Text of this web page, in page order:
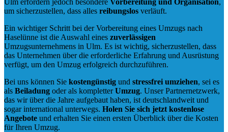
um sicherzustellen, dass alles reibungslos verläuft.
Ein wichtiger Schritt bei der Vorbereitung eines Umzugs nach
Haselünne ist die Auswahl eines zuverlässigen
Umzugsunternehmens in Ulm. Es ist wichtig, sicherzustellen, dass
das Unternehmen über die erforderliche Erfahrung und Ausrüstung
verfügt, um den Umzug erfolgreich durchzuführen.
Bei uns können Sie kostengünstig und stressfrei umziehen, sei es
als Beiladung oder als kompletterUmzug. Unser Partnernetzwerk,
das wir über die Jahre aufgebaut haben, ist deutschlandweit und
sogar international unterwegs. Holen Sie sich jetzt kostenlose
Angebote und erhalten Sie einen ersten Überblick über die Kosten
für Ihren Umzug.